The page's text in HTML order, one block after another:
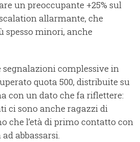
un preoccupante +25% sul
allarmante, che
spesso minori, anche
segnalazioni complessive in
quota 500, distribuite su
con un dato che fa riflettere:
ci sono anche ragazzi di
che l’età di primo contatto con
abbassarsi.